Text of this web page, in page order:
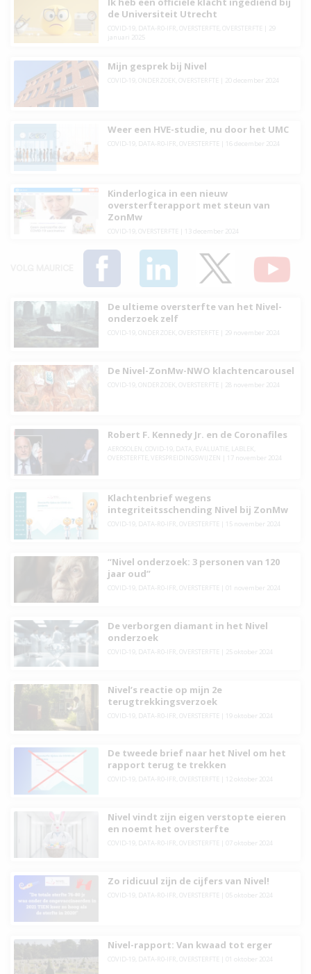
de Universiteit Utrecht
COVID-19, DATA-R0-IFR OVERSTERFTE OVERSTERFTE
29
januari 2025
Mijn gesprek bij Nivel
COVID-19, ONDERZOEK OVERSTERFTE 20 december 2024
Weer een HVE-studie, nu door het UMC
COVID-19, DATA-R0-IFR OVERSTERFTE 16 december 2024
Kinderlogica in een nieuw
oversterfterapport met steun van
ZonMw
COVID-19, OVERSTERFTE 13 december 2024
De ultieme oversterfte van het Nivel-
onderzoek zelf
COVID-19, ONDERZOEK OVERSTERFTE 29 november 2024
De Nivel-ZonMw-NWO klachtencarousel
COVID-19, ONDERZOEK OVERSTERFTE 28 november 2024
Robert F. Kennedy Jr. en de Coronafiles
AEROSOLEN COVID-19, DATA EVALUATIE LABLEK
OVERSTERFTE
VERSPREIDINGSWIJZEN 17 november 2024
Klachtenbrief wegens
integriteitsschending Nivel bij ZonMw
COVID-19, DATA-R0-IFR OVERSTERFTE 15 november 2024
“Nivel onderzoek: 3 personen van 120
jaar oud”
COVID-19, DATA-R0-IFR OVERSTERFTE 01 november 2024
De verborgen diamant in het Nivel
onderzoek
COVID-19, DATA-R0-IFR OVERSTERFTE 25 oktober 2024
Nivel’s reactie op mijn 2e
terugtrekkingsverzoek
COVID-19, DATA-R0-IFR OVERSTERFTE 19 oktober 2024
De tweede brief naar het Nivel om het
rapport terug te trekken
COVID-19, DATA-R0-IFR OVERSTERFTE 12 oktober 2024
Nivel vindt zijn eigen verstopte eieren
en noemt het oversterfte
COVID-19, DATA-R0-IFR OVERSTERFTE 07 oktober 2024
Zo ridicuul zijn de cijfers van Nivel!
COVID-19, DATA-R0-IFR OVERSTERFTE 05 oktober 2024
Nivel-rapport: Van kwaad tot erger
COVID-19, DATA-R0-IFR OVERSTERFTE 01 oktober 2024